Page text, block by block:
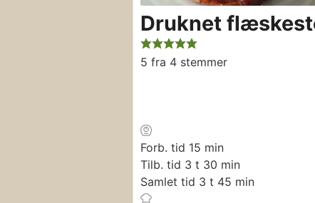
Druknet
5 fra 4 stemmer
Forb. tid 15 minutter
min
Tilb. tid 3 timer
t 30 minutter
min
Samlet tid 3 timer
t 45 minutter
min